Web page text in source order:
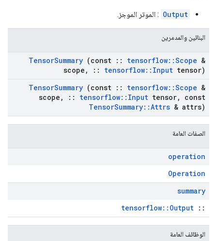
Output : الموتر الموجز.
البنائين والمدمرين
TensorSummary (const :: tensorflow::Scope &
scope , :: tensorflow:: Input tensor)
TensorSummary (const :: tensorflow::Scope &
scope , :: tensorflow:: Input tensor,
const
TensorSummary::Attrs & attrs)
الصفات العامة
operation
Operation
summary
::
tensorflow::Output
الوظائف العامة